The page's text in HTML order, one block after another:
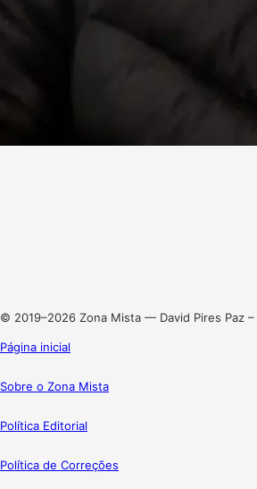
© 2019–2026 Zona Mista — David Pires Paz
Página inicial
Sobre o Zona Mista
Política Editorial
Política de Correções